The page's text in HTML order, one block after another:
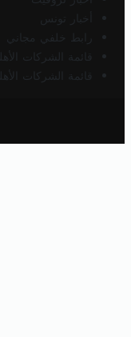
أخبار تونس
رابط خلفي مجاني
قائمة الشركات
قائمة الشركات